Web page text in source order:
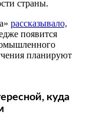
страны.
рассказывало,
появится
планируют
куда